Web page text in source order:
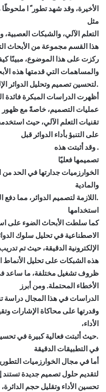
الأخيرة، وقد شهد تطور ً ا
مثل
التعلم الآلي، والشبكات
هذا القسم مجموعة من الأبحاث
ركزت على هذا الموضوع، مبينًا
والمساهمات التي قدمتها هذه
.لتحسين تصميم وتحليل الدوائر
أظهرت الدراسات المبكرة فائدة
عمليات التصميم، خاصةً مع ظهور
تقنيات التعلم الآلي، حيث
على التنبؤ بأداء الدوائر قبل
. وقد أثبتت هذه
تصميمها فعليًا
الخوارزميات جدارتها في الحد من
والمادية
.اللازمة لتصميم الدوائر، مما
استخدامها
كما سلطت الأبحاث الضوء على
الاصطناعية في تحليل سلوك
الإلكترونية الدقيقة، حيث تم تدريب
هذه الشبكات على تحليل الأنماط
ظروف تشغيل مختلفة، ما ساعد
الأخطاء المحتملة. ومن أبرز
الدراسات في هذا المجال دراسة
وقدرتها على محاكاة الإشارات
الأداء،
.حيث أثبتت فعالية كبيرة في
في التطبيقات الدقيقة
أما في مجال الخوارزميات
لتقديم حلول تصميم جديدة تستند
تحسين الأداء وتقليل حجم